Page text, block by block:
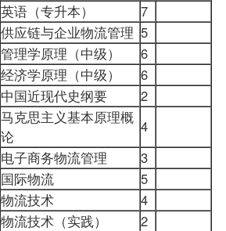
英语（专升本）
7
供应链与企业物流管理 5
管理学原理（中级）
6
经济学原理（中级）
6
中国近现代史纲要
2
马克思主义基本原理概
论
4
电子商务物流管理
3
国际物流
5
物流技术
4
物流技术（实践） 2